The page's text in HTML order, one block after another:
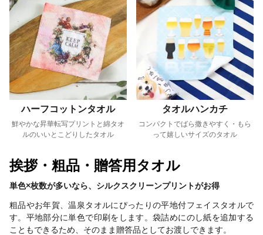
ハーフコットンタオル
鮮やかな昇華転写プリントと綿タオ
ルのいいとこどりしたタオル
タオルハンカチ
コンパクトでばら撒きやすく・もら
って嬉しいサイズのタオル
挨拶・粗品・贈答用タオル
単色×枚数が多いなら、シルクスクリーンプリントがお得
粗品やお年賀、温泉タオルにぴったりの平地付フェイスタオルで
す。平地部分に単色で印刷をします。袋詰めにのし紙を追加する
こともできるため、そのまま贈答品としてお渡しできます。